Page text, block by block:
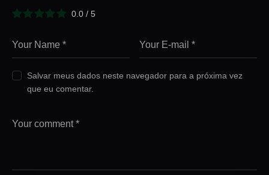
0.0 / 5
Salvar meus dados neste navegador para a próxima vez
que eu comentar.